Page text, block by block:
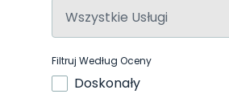
Filtruj Według Oceny
Doskonały